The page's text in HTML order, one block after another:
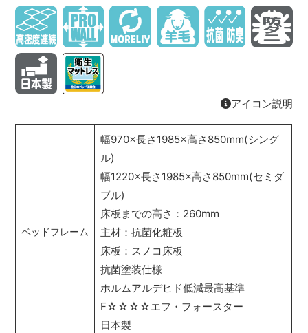
アイコン説明
ベッドフレーム
幅970×長さ1985×高さ850mm(シング
ル)
幅1220×長さ1985×高さ850mm(セミダ
ブル)
床板までの高さ：260mm
主材：抗菌化粧板
床板：スノコ床板
抗菌塗装仕様
ホルムアルデヒド低減最高基準
F☆☆☆☆エフ・フォースター
日本製